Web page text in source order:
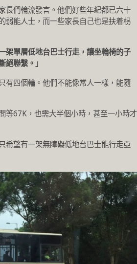
長們輪流發言。他們好些年紀都已六十
弱能人士，而一些家長自己也是扶着柺
架單層低地台巴士行走，讓坐輪椅的子
絕聯繫。」
有四個輪。他們不能像常人一樣，能隨
等67K，也需大半個小時，甚至一小時才
希望有一架無障礙低地台巴士能行走亞